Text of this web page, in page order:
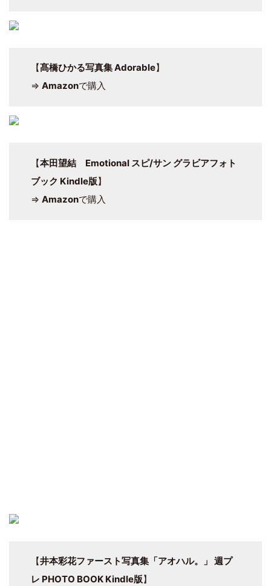
【髙橋ひかる写真集 Adorable】
⇒ Amazonで購入
【本田望結 Emotional スピ/サン グラビアフォト
ブック Kindle版】
⇒ Amazonで購入
【井本彩花ファースト写真集「アオハル。」 週プ
レ PHOTO BOOK Kindle版】